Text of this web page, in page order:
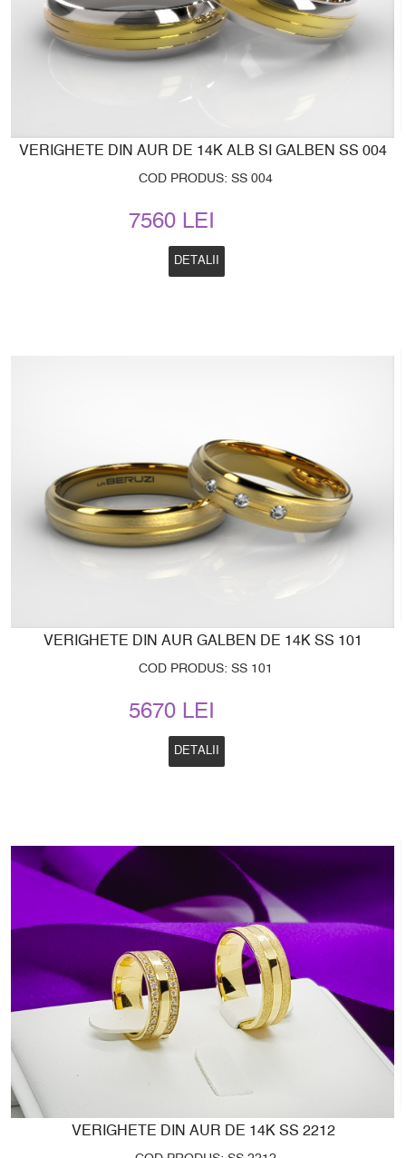
VERIGHETE DIN AUR DE 14K ALB SI GALBEN SS 004
COD PRODUS: SS 004
7560 LEI
DETALII
VERIGHETE DIN AUR GALBEN DE 14K SS 101
COD PRODUS: SS 101
5670 LEI
DETALII
VERIGHETE DIN AUR DE 14K SS 2212